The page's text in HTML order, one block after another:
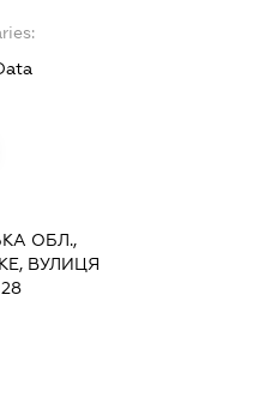
ОБЛ.,
ВУЛИЦЯ